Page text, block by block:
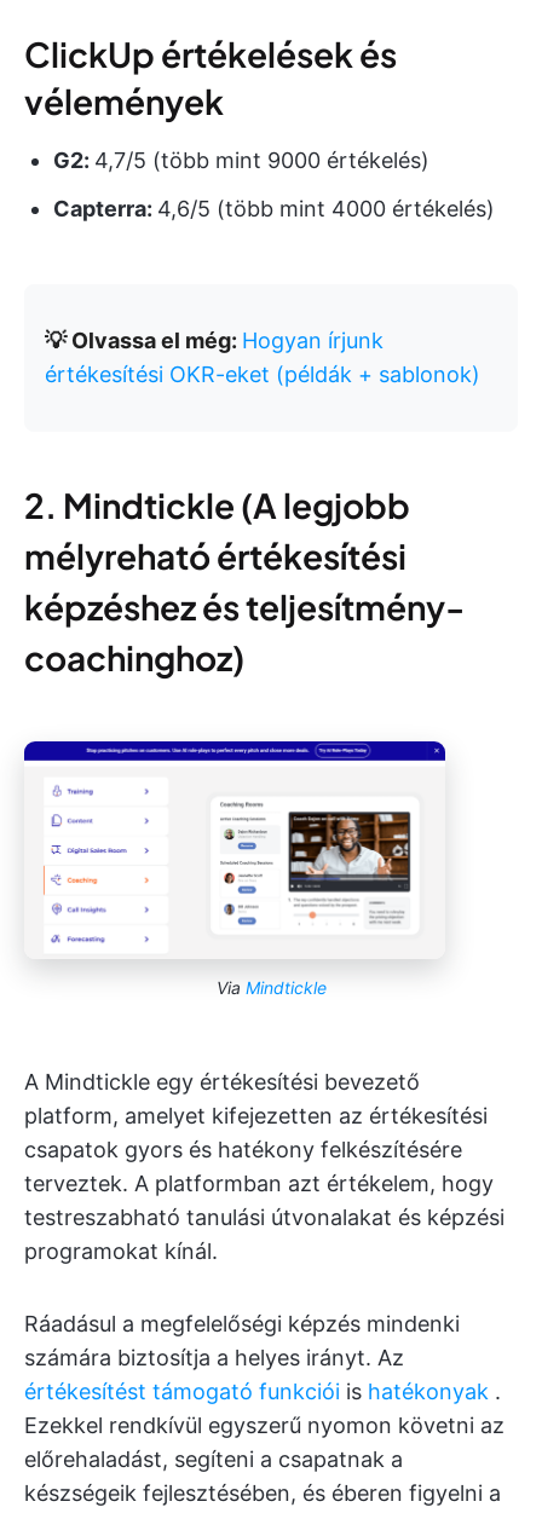
ClickUp értékelések és
vélemények
G2: 4,7/5 (több mint 9000 értékelés)
Capterra: 4,6/5 (több mint 4000 értékelés)
💡 Olvassa el még: Hogyan írjunk
értékesítési OKR-eket (példák + sablonok)
2. Mindtickle (A legjobb
mélyreható értékesítési
képzéshez és teljesítmény-
coachinghoz)
Via Mindtickle
A Mindtickle egy értékesítési bevezető
platform, amelyet kifejezetten az értékesítési
csapatok gyors és hatékony felkészítésére
terveztek. A platformban azt értékelem, hogy
testreszabható tanulási útvonalakat és képzési
programokat kínál.
Ráadásul a megfelelőségi képzés mindenki
számára biztosítja a helyes irányt. Az
értékesítést támogató funkciói is hatékonyak .
Ezekkel rendkívül egyszerű nyomon követni az
előrehaladást, segíteni a csapatnak a
készségeik fejlesztésében, és éberen figyelni a